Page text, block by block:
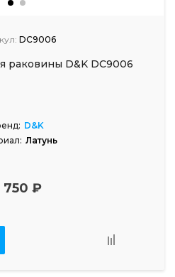
DC9006
раковины D&K DC9006
D&K
Латунь
750 ₽